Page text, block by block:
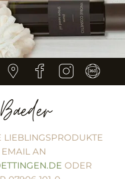
LIEBLINGSPRODUKTE
AN
ODER